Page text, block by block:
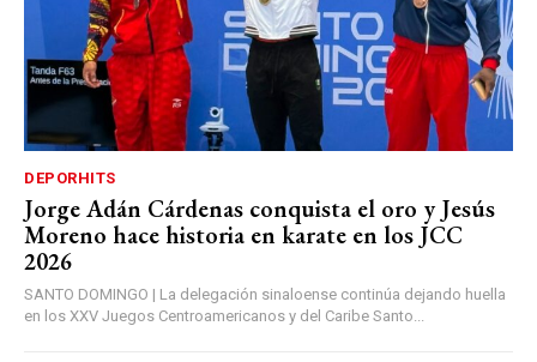
DEPORHITS
Jorge Adán Cárdenas conquista el oro y Jesús
Moreno hace historia en karate en los JCC
2026
SANTO DOMINGO | La delegación sinaloense continúa dejando huella
en los XXV Juegos Centroamericanos y del Caribe Santo...